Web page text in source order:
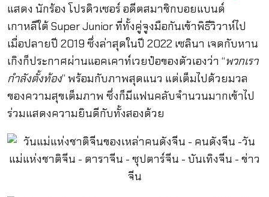
แสดง นักร้อง โปรดิวเซอร์ อดีตสมาชิกบอยแบนด์
เกาหลีใต้ Super Junior ที่ทั้งคู่จูงมือกันเข้าพิธีวิวาห์ไป
เมื่อปลายปี 2019 ซึ่งล่าสุดในปี 2022 เซลินา เจดกับหาน
เกิงก็ประกาศผ่านแอคเคาท์เวยป๋อของตัวเองว่า “พวกเรา
กำลังตั้งท้อง” พร้อมกับภาพสุดแนว แต่เต็มไปด้วยมวล
ของความสุขเต็มภาพ ซึ่งก็มีแฟนคลับจำนวนมากเข้าไป
ร่วมแสดงความยินดีกับทั้งสองด้วย